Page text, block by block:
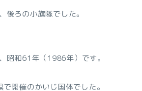
後ろの小旗隊でした。
昭和61年（1986年）です。
開催のかいじ国体でした。